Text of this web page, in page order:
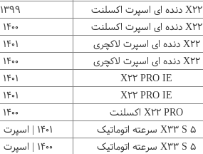
X۲۲ دنده ای اسپرت اکسلنت
۱۳۹۹ | مدیران خودرو
X۲۲ دنده ای اسپرت اکسلنت
۱۴۰۰ | مدیران خودرو
X۲۲ دنده ای اسپرت لاکچری
۱۴۰۱ | مدیران خودرو
X۲۲ دنده ای اسپرت لاکچری
۱۴۰۰ | مدیران خودرو
X۲۲ PRO IE
۱۴۰۱ | مدیران خودرو
X۲۲ PRO IE
۱۴۰۱ | مدیران خودرو
X۲۲ PRO اکسلنت
۱۴۰۰ | مدیران خودرو
X۳۳ S ۵ سرعته اتوماتیک
۱۴۰۱ | اسپرت اکسلنت - مدیران خودرو
X۳۳ S ۵ سرعته اتوماتیک
۱۴۰۰ | اسپرت اکسلنت - مدیران خودرو